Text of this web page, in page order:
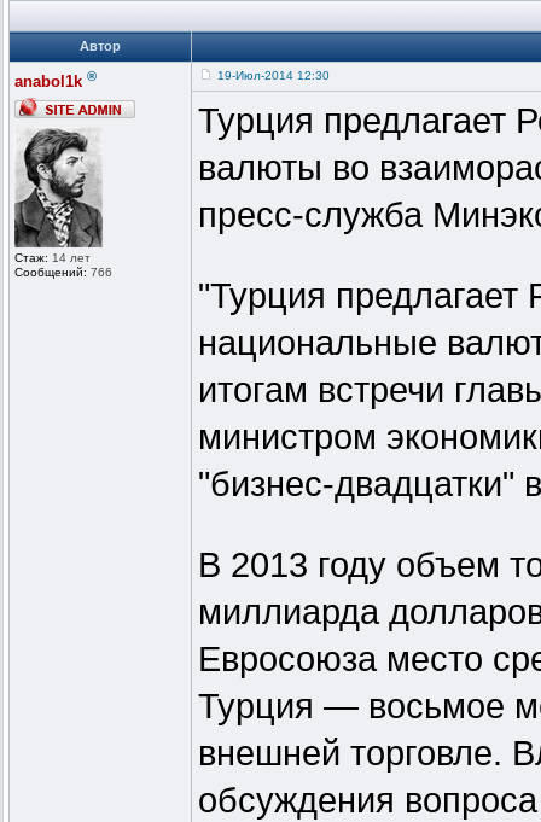
Автор
anabol1k ®
Стаж: 14 лет
Сообщений: 766
19-Июл-2014 12:30
Турция предлагает
валюты во
пресс-служба
"Турция предлагает
национальные
итогам встречи
министром
"бизнес-двадцатки"
В 2013 году объем
миллиарда
Евросоюза место
Турция — восьмое
внешней торговле.
обсуждения